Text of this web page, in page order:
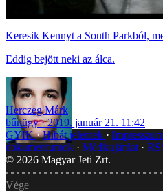
Keresik Kennyt a South Parkból,
Eddig bejött neki az álca.
Herczeg Márk
bűnügy
2019. január 21. 11:42
GYIK Hibát jelentek
dokumentumok
Médiaajánlat
© 2026 Magyar Jeti Zrt.
Vége